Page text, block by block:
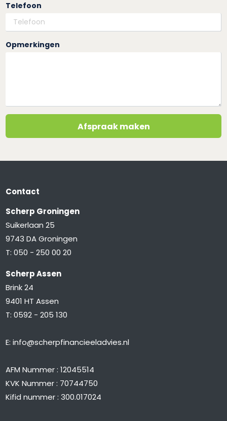
Telefoon
Opmerkingen
Afspraak maken
Contact
Scherp Groningen
Suikerlaan 25
9743 DA Groningen
T:050 - 250 00 20
Scherp Assen
Brink 24
9401 HT Assen
T:0592 - 205 130
E:info@scherpfinancieeladvies.nl
AFM Nummer : 12045514
KVK Nummer : 70744750
Kifid nummer : 300.017024